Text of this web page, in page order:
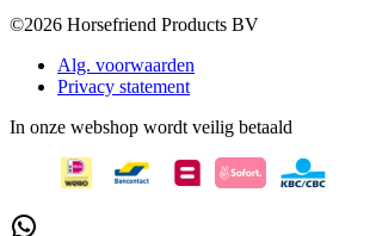
©2026 Horsefriend Products BV
Alg. voorwaarden
Privacy statement
In onze webshop wordt veilig betaald